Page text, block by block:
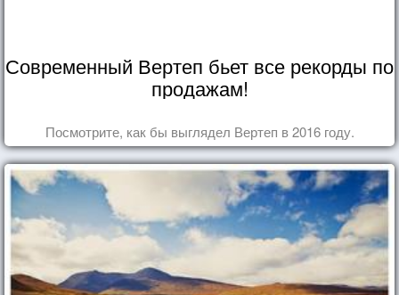
Современный Вертеп бьет все рекорды по
продажам!
Посмотрите, как бы выглядел Вертеп в 2016 году.